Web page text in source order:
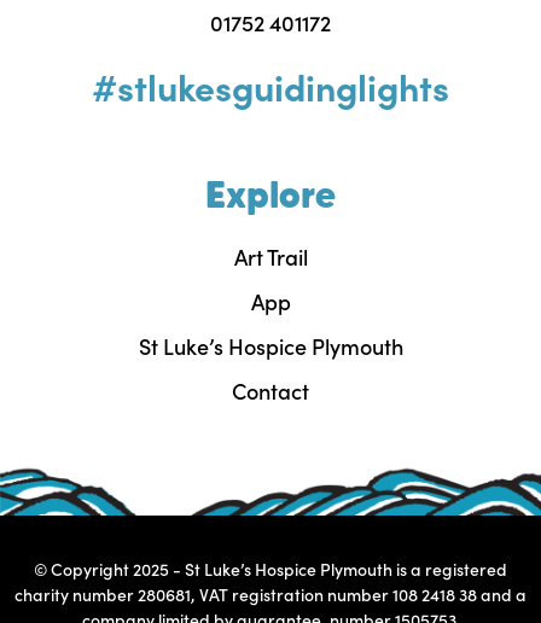
01752 401172
#stlukesguidinglights
Explore
Art Trail
App
St Luke’s Hospice Plymouth
Contact
© Copyright 2025 - St Luke’s Hospice Plymouth is a registered
charity number 280681, VAT registration number 108 2418 38 and a